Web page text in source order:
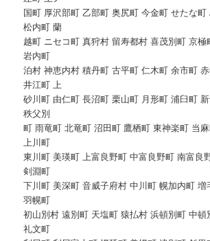
国町 厚沢部町 乙部町 奥尻町 今金町 せたな
松内町 蘭
越町 ニセコ町 真狩村 留寿都村 喜茂別町 京
岩内町
泊村 神恵内村 積丹町 古平町 仁木町 余市町
井江町 上
砂川町 由仁町 長沼町 栗山町 月形町 浦臼町
秩父別
町 雨竜町 北竜町 沼田町 鷹栖町 東神楽町 当
上川町
東川町 美瑛町 上富良野町 中富良野町 南富良
剣淵町
下川町 美深町 音威子府村 中川町 幌加内町
羽幌町
初山別村 遠別町 天塩町 猿払村 浜頓別町 中
礼文町